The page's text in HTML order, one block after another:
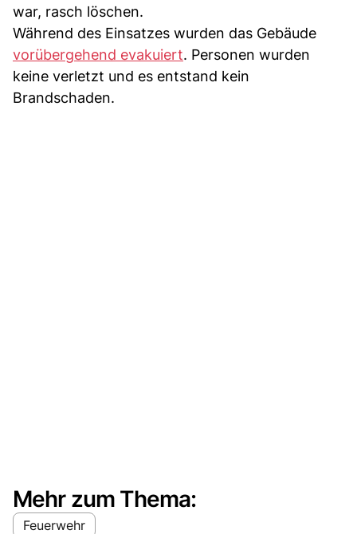
war, rasch löschen.
Während des Einsatzes wurden das Gebäude
vorübergehend evakuiert. Personen wurden
keine verletzt und es entstand kein
Brandschaden.
Mehr zum Thema:
Feuerwehr